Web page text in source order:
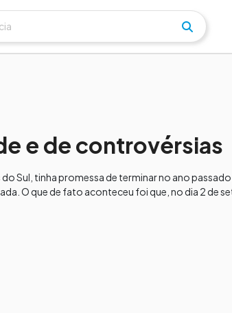
e de controvérsias
Sul, tinha promessa de terminar no ano
O que de fato aconteceu foi que, no dia 2 de